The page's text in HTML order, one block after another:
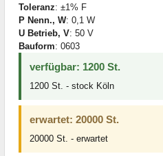
Toleranz: ±1% F
P Nenn., W: 0,1 W
U Betrieb, V: 50 V
Bauform: 0603
verfügbar: 1200 St.
1200 St. - stock Köln
erwartet: 20000 St.
20000 St. - erwartet